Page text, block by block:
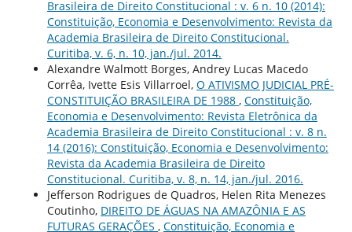
Brasileira de Direito Constitucional : v. 6 n. 10 (2014):
Constituição, Economia e Desenvolvimento: Revista da
Academia Brasileira de Direito Constitucional.
Curitiba, v. 6, n. 10, jan./jul. 2014.
Alexandre Walmott Borges, Andrey Lucas Macedo
Corrêa, Ivette Esis Villarroel, O ATIVISMO JUDICIAL PRÉ-
CONSTITUIÇÃO BRASILEIRA DE 1988 , Constituição,
Economia e Desenvolvimento: Revista Eletrônica da
Academia Brasileira de Direito Constitucional : v. 8 n.
14 (2016): Constituição, Economia e Desenvolvimento:
Revista da Academia Brasileira de Direito
Constitucional. Curitiba, v. 8, n. 14, jan./jul. 2016.
Jefferson Rodrigues de Quadros, Helen Rita Menezes
Coutinho, DIREITO DE ÁGUAS NA AMAZÔNIA E AS
FUTURAS GERAÇÕES , Constituição, Economia e